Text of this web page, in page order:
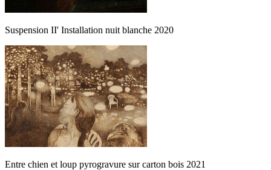
Suspension II' Installation nuit blanche 2020
Entre chien et loup pyrogravure sur carton bois 2021